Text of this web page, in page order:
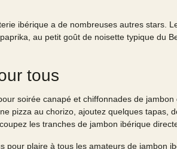
ibérique a de nombreuses autres stars.
au petit goût de noisette typique du
tous
soirée canapé et chiffonnades de
pizza au chorizo, ajoutez quelques tapas,
les tranches de jambon ibérique
plaire à tous les amateurs de jambon